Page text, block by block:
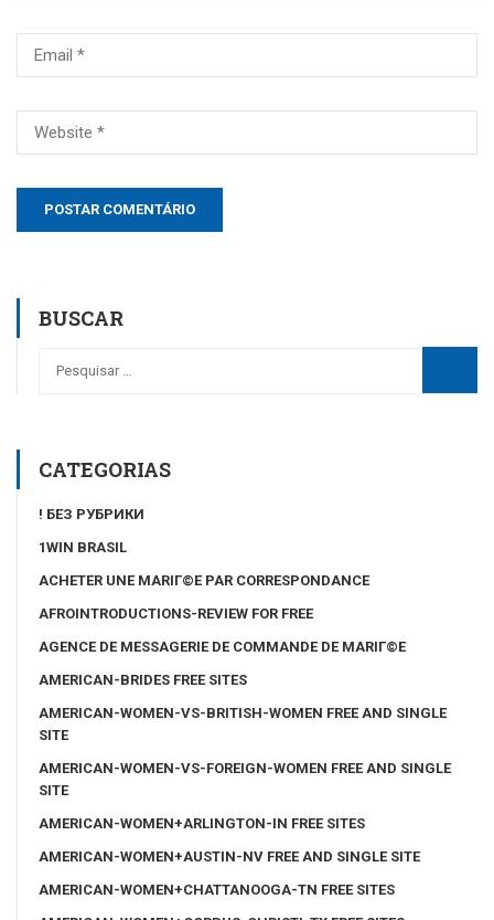
BUSCAR
CATEGORIAS
! БЕЗ РУБРИКИ
1WIN BRASIL
ACHETER UNE MARIГ©E PAR CORRESPONDANCE
AFROINTRODUCTIONS-REVIEW FOR FREE
AGENCE DE MESSAGERIE DE COMMANDE DE MARIГ©E
AMERICAN-BRIDES FREE SITES
AMERICAN-WOMEN-VS-BRITISH-WOMEN FREE AND SINGLE
SITE
AMERICAN-WOMEN-VS-FOREIGN-WOMEN FREE AND SINGLE
SITE
AMERICAN-WOMEN+ARLINGTON-IN FREE SITES
AMERICAN-WOMEN+AUSTIN-NV FREE AND SINGLE SITE
AMERICAN-WOMEN+CHATTANOOGA-TN FREE SITES